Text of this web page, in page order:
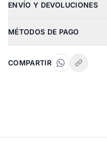
ENVÍO Y DEVOLUCIONES
MÉTODOS DE PAGO
COMPARTIR